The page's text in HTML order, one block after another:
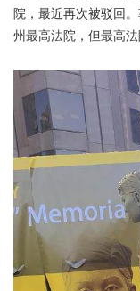
院，最近再次被驳回
州最高法院，但最高法